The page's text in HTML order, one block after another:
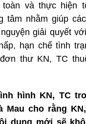
toàn và thực hiện
tâm nhằm giúp
giải quyết
hạn chế tình
thư KN, TC
hình KN, TC
Mau cho rằng